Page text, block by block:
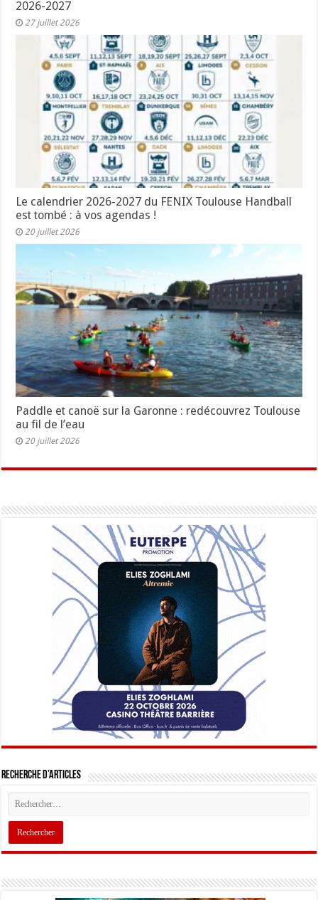
2026-2027
27 juillet 2026
Le calendrier 2026-2027 du FENIX Toulouse Handball
est tombé : à vos agendas !
20 juillet 2026
Paddle et canoë sur la Garonne : redécouvrez Toulouse
au fil de l’eau
20 juillet 2026
Recherche d’articles